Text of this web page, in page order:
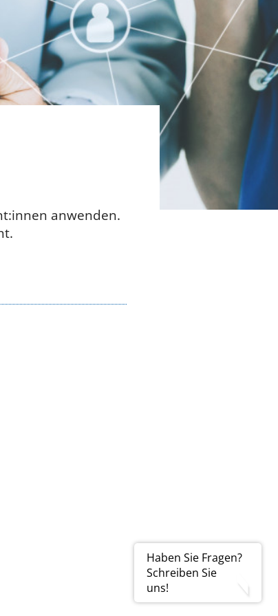
Haben Sie Fragen?
Schreiben Sie
uns!
anwenden.